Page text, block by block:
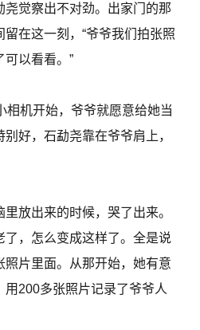
觉察出不对劲。出家门的那
在这一刻，“爷爷我们拍张照
可以看看。”
机开始，爷爷就愿意给她当
好，石勐尧靠在爷爷肩上，
出来的时候，哭了出来。
了，怎么变成这样了。全是说
照片里面。从那开始，她有意
200多张照片记录了爷爷人